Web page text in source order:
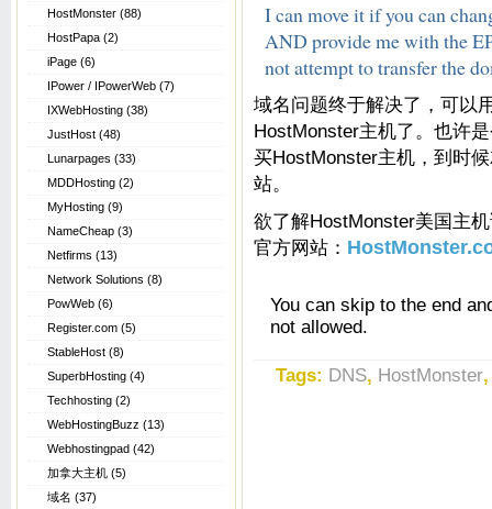
HostMonster (88)
HostPapa (2)
iPage (6)
IPower / IPowerWeb (7)
IXWebHosting (38)
JustHost (48)
Lunarpages (33)
MDDHosting (2)
MyHosting (9)
NameCheap (3)
Netfirms (13)
Network Solutions (8)
PowWeb (6)
Register.com (5)
StableHost (8)
SuperbHosting (4)
Techhosting (2)
WebHostingBuzz (13)
Webhostingpad (42)
加拿大主机 (5)
域名 (37)
I can move it if you can
AND provide me with the
not attempt to transfer the
域名问题终于解决了，可以
HostMonster主机了。也许
买HostMonster主机，到时
站。
欲了解HostMonster美国主
官方网站：
You can skip to the end
not allowed.
Tags: DNS, HostMonster